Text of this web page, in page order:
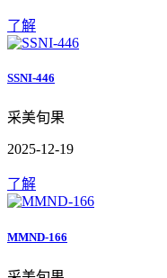
了解
SSNI-446
采美旬果
2025-12-19
了解
MMND-166